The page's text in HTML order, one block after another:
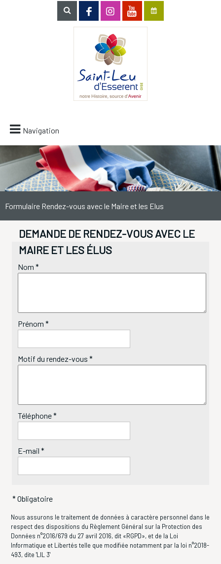
Navigation
Formulaire Rendez-vous avec le Maire et les Elus
DEMANDE DE RENDEZ-VOUS AVEC LE
MAIRE ET LES ÉLUS
Nom *
Prénom *
Motif du rendez-vous *
Téléphone *
E-mail *
Nous assurons le traitement de données à caractère personnel dans le
respect des dispositions du Règlement Général sur la Protection des
Données n°2016/679 du 27 avril 2016, dit «RGPD», et de la Loi
Informatique et Libertés telle que modifiée notamment par la loi n°2018-
493, dite 'LIL 3'